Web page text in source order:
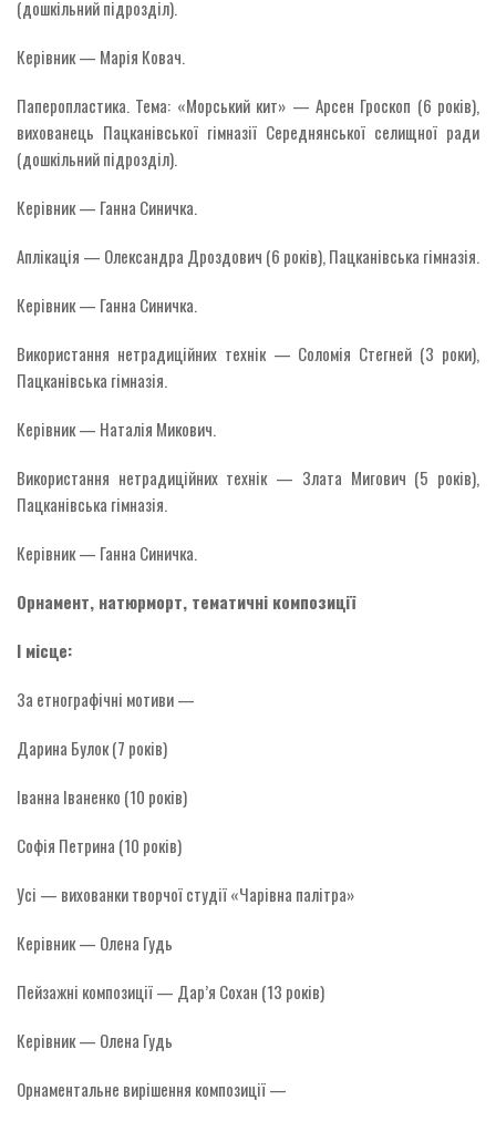
(дошкільний підрозділ).
Керівник — Марія Ковач.
Паперопластика. Тема: «Морський кит» — Арсен Гроскоп (6 років),
вихованець Пацканівської гімназії Середнянської селищної ради
(дошкільний підрозділ).
Керівник — Ганна Синичка.
Аплікація — Олександра Дроздович (6 років), Пацканівська гімназія.
Керівник — Ганна Синичка.
Використання нетрадиційних технік — Соломія Стегней (3 роки),
Пацканівська гімназія.
Керівник — Наталія Микович.
Використання нетрадиційних технік — Злата Мигович (5 років),
Пацканівська гімназія.
Керівник — Ганна Синичка.
Орнамент, натюрморт, тематичні композиції
І місце:
За етнографічні мотиви —
Дарина Булок (7 років)
Іванна Іваненко (10 років)
Софія Петрина (10 років)
Усі — вихованки творчої студії «Чарівна палітра»
Керівник — Олена Гудь
Пейзажні композиції — Дар’я Сохан (13 років)
Керівник — Олена Гудь
Орнаментальне вирішення композиції —